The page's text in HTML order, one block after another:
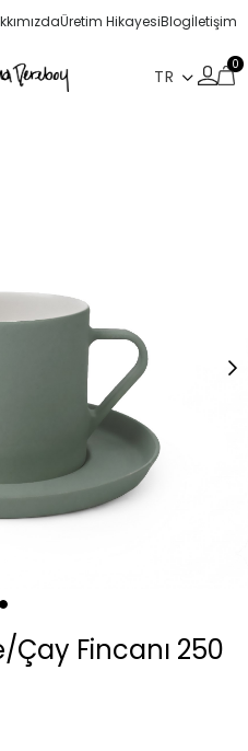
Üretim HikayesiBlogİletişim
0
Çay Fincanı 250